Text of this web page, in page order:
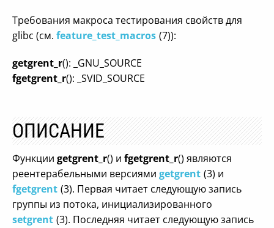
Требования макроса тестирования свойств для
glibc (см. feature_test_macros (7)):
getgrent_r(): _GNU_SOURCE
fgetgrent_r(): _SVID_SOURCE
ОПИСАНИЕ
Функции getgrent_r() и fgetgrent_r() являются
реентерабельными версиями getgrent (3) и
fgetgrent (3). Первая читает следующую запись
группы из потока, инициализированного
setgrent (3). Последняя читает следующую запись